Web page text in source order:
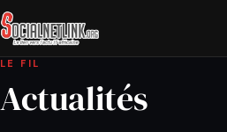
LE FIL
Actualités